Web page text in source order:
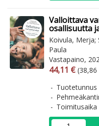
Valloittava
osallisuutta
Koivula, Merja;
Paula
Vastapaino,
44,11 € (38,86
Tuotetunnus
Toimitusaika